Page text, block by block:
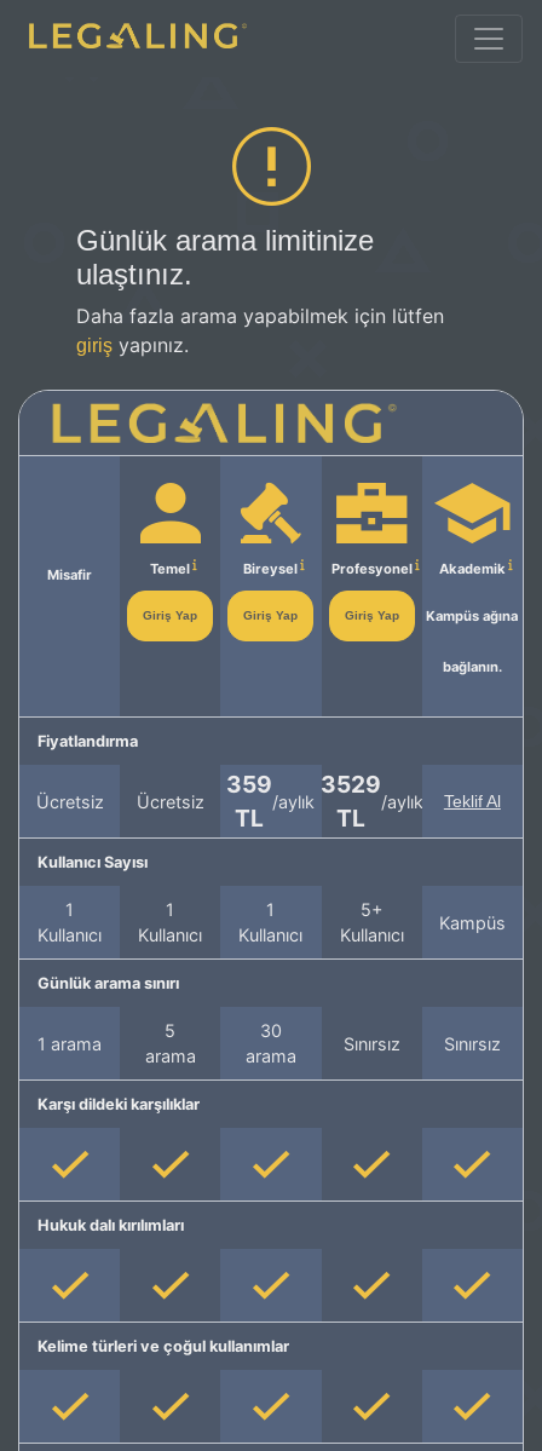
Günlük arama limitinize
ulaştınız.
Daha fazla arama yapabilmek için lütfen
giriş yapınız.
Misafir Temel
Giriş Yap
Bireysel
Giriş Yap
Profesyonel
Giriş Yap
Akademik
Kampüs ağına
bağlanın.
Fiyatlandırma
Ücretsiz Ücretsiz
359
TL
/aylık
3529
TL
/aylık Teklif Al
Kullanıcı Sayısı
1
Kullanıcı
1
Kullanıcı
1
Kullanıcı
5+
Kullanıcı
Kampüs
Günlük arama sınırı
1 arama
5
arama
30
arama
Sınırsız Sınırsız
Karşı dildeki karşılıklar
Hukuk dalı kırılımları
Kelime türleri ve çoğul kullanımlar